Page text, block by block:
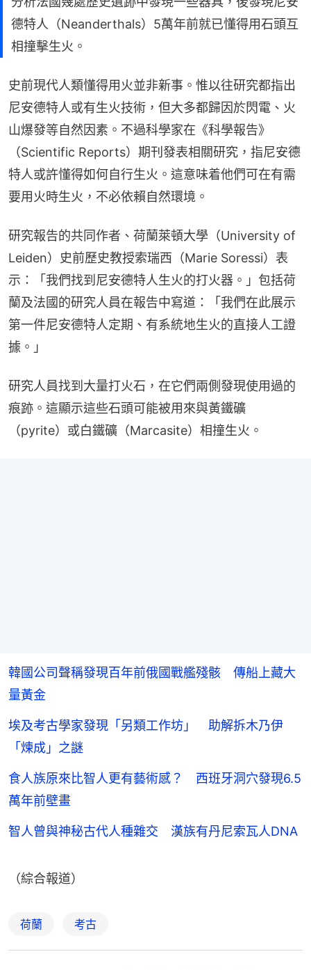
德特人（Neanderthals）5萬年前就已懂得用石頭互
相撞擊生火。
史前現代人類懂得用火並非新事。惟以往研究都指出
尼安德特人或有生火技術，但大多都歸因於閃電、火
山爆發等自然因素。不過科學家在《科學報告》
（Scientific Reports）期刊發表相關研究，指尼安德
特人或許懂得如何自行生火。這意味着他們可在有需
要用火時生火，不必依賴自然環境。
研究報告的共同作者、荷蘭萊頓大學（University of
Leiden）史前歷史教授索瑞西（Marie Soressi）表
示：「我們找到尼安德特人生火的打火器。」包括荷
蘭及法國的研究人員在報告中寫道：「我們在此展示
第一件尼安德特人定期、有系統地生火的直接人工證
據。」
研究人員找到大量打火石，在它們兩側發現使用過的
痕跡。這顯示這些石頭可能被用來與黃鐵礦
（pyrite）或白鐵礦（Marcasite）相撞生火。
韓國公司聲稱發現百年前俄國戰艦殘骸 傳船上藏大
量黃金
埃及考古學家發現「另類工作坊」 助解拆木乃伊
「煉成」之謎
食人族原來比智人更有藝術感？ 西班牙洞穴發現6.5
萬年前壁畫
智人曾與神秘古代人種雜交 漢族有丹尼索瓦人DNA
（綜合報道）
荷蘭 考古